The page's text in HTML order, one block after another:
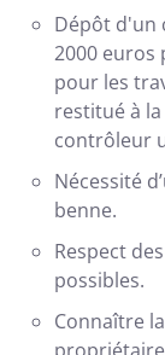
Dépôt d'un
2000 euros
pour les
restitué à
contrôleur
Nécessité
benne.
Respect
possibles.
Connaître